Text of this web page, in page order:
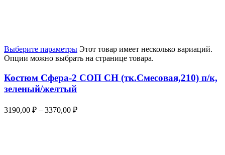
Выберите параметры Этот товар имеет несколько вариаций.
Опции можно выбрать на странице товара.
Костюм Сфера-2 СОП CH (тк.Смесовая,210) п/к,
зеленый/желтый
3190,00 ₽ – 3370,00 ₽